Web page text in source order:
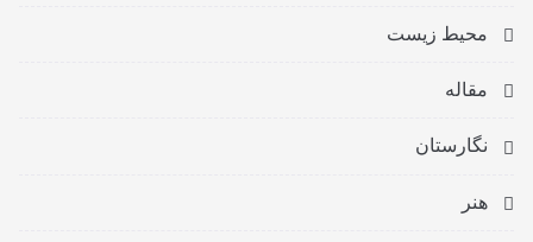
محیط زیست
مقاله
نگارستان
هنر